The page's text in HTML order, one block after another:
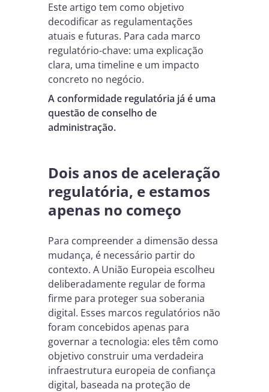
Este artigo tem como objetivo
decodificar as regulamentações
atuais e futuras. Para cada marco
regulatório-chave: uma explicação
clara, uma timeline e um impacto
concreto no negócio.
A conformidade regulatória já é uma
questão de conselho de
administração.
Dois anos de aceleração
regulatória, e estamos
apenas no começo
Para compreender a dimensão dessa
mudança, é necessário partir do
contexto. A União Europeia escolheu
deliberadamente regular de forma
firme para proteger sua soberania
digital. Esses marcos regulatórios não
foram concebidos apenas para
governar a tecnologia: eles têm como
objetivo construir uma verdadeira
infraestrutura europeia de confiança
digital, baseada na proteção de